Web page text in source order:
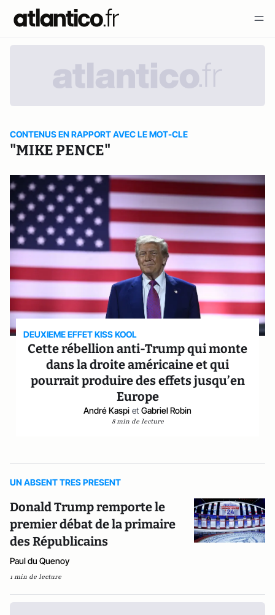
CONTENUS EN RAPPORT AVEC LE MOT-CLE
"MIKE PENCE"
DEUXIEME EFFET KISS KOOL
Cette rébellion anti-Trump qui monte
dans la droite américaine et qui
pourrait produire des effets jusqu’en
Europe
André Kaspi et Gabriel Robin
8 min de lecture
UN ABSENT TRES PRESENT
Donald Trump remporte le
premier débat de la primaire
des Républicains
Paul du Quenoy
1 min de lecture